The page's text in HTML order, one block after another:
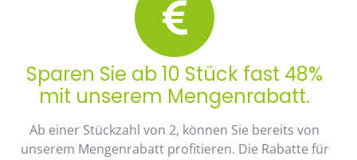
Sparen Sie ab 10 Stück fast 48%
mit unserem Mengenrabatt.
Ab einer Stückzahl von 2, können Sie bereits von
unserem Mengenrabatt profitieren. Die Rabatte für